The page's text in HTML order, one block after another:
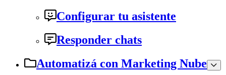
Configurar tu asistente
Responder chats
Automatizá con Marketing Nube